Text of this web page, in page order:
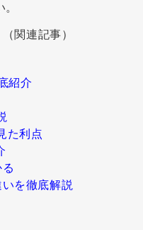
関連記事）
紹介
た利点
を徹底解説